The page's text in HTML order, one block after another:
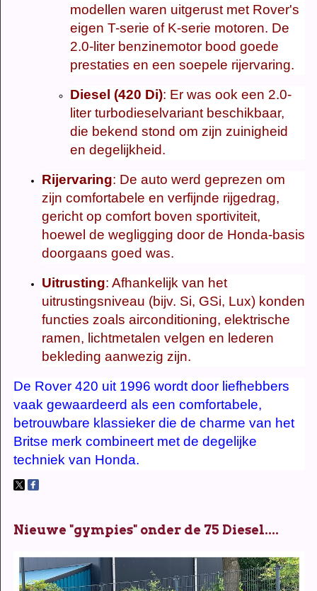
modellen waren uitgerust met Rover's
eigen T-serie of K-serie motoren. De
2.0-liter benzinemotor bood goede
prestaties en een soepele rijervaring.
Diesel (420 Di): Er was ook een 2.0-
liter turbodieselvariant beschikbaar,
die bekend stond om zijn zuinigheid
en degelijkheid.
Rijervaring: De auto werd geprezen om
zijn comfortabele en verfijnde rijgedrag,
gericht op comfort boven sportiviteit,
hoewel de wegligging door de Honda-basis
doorgaans goed was.
Uitrusting: Afhankelijk van het
uitrustingsniveau (bijv. Si, GSi, Lux) konden
functies zoals airconditioning, elektrische
ramen, lichtmetalen velgen en lederen
bekleding aanwezig zijn.
De Rover 420 uit 1996 wordt door liefhebbers
vaak gewaardeerd als een comfortabele,
betrouwbare klassieker die de charme van het
Britse merk combineert met de degelijke
techniek van Honda.
Nieuwe "gympies" onder de 75 Diesel....